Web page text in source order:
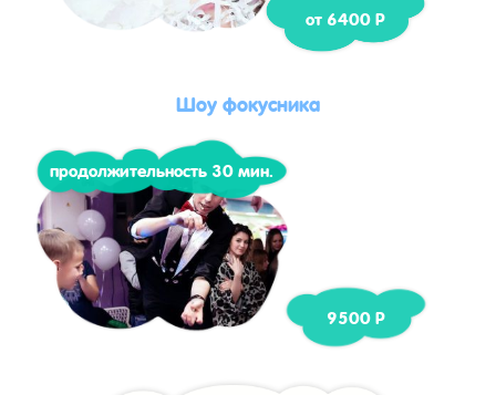
от 6400 Р
Шоу фокусника
продолжительность 30 мин.
9500 Р